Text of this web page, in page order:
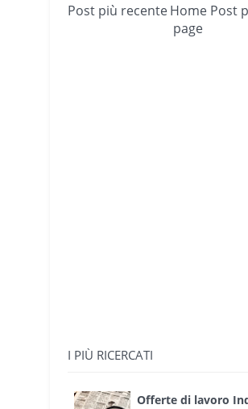
Post più recente Post
Home
page
I PIÙ RICERCATI
Offerte di lavoro